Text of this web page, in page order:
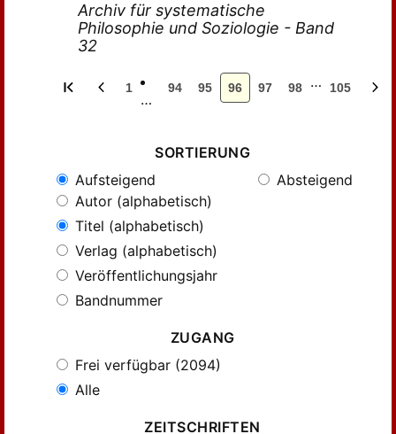
Archiv für systematische
Philosophie und Soziologie - Band
32
1
…
94 95 96 97 98 … 105
SORTIERUNG
Aufsteigend
Absteigend
Autor (alphabetisch)
Titel (alphabetisch)
Verlag (alphabetisch)
Veröffentlichungsjahr
Bandnummer
ZUGANG
Frei verfügbar (2094)
Alle
ZEITSCHRIFTEN